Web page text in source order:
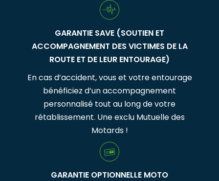
GARANTIE SAVE (SOUTIEN ET
ACCOMPAGNEMENT DES VICTIMES DE LA
ROUTE ET DE LEUR ENTOURAGE)
En cas d’accident, vous et votre entourage
bénéficiez d’un accompagnement
personnalisé tout au long de votre
rétablissement. Une exclu Mutuelle des
Motards !
GARANTIE OPTIONNELLE MOTO